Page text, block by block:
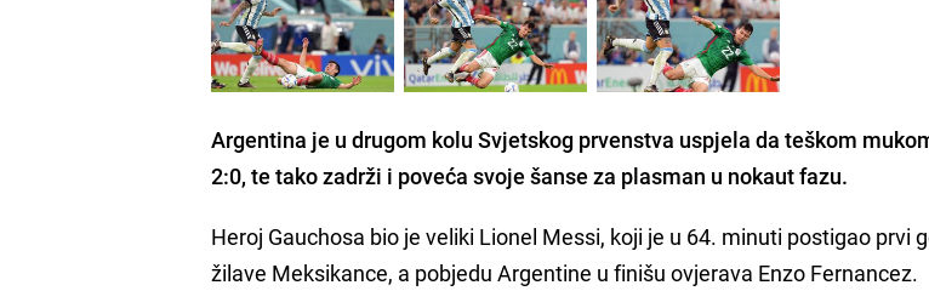
Argentina je u drugom kolu Svjetskog prvenstva uspjela da teškom
2:0, te tako zadrži i poveća svoje šanse za plasman u nokaut fazu.
Heroj Gauchosa bio je veliki Lionel Messi, koji je u 64. minuti postigao prvi
žilave Meksikance, a pobjedu Argentine u finišu ovjerava Enzo Fernancez.